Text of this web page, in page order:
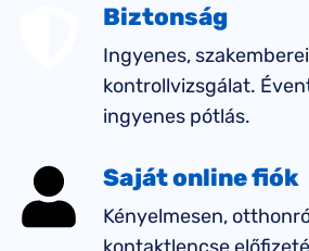
Biztonság
Ingyenes,
kontrollvizsgálat.
ingyenes pótlás.
Saját online fiók
Kényelmesen,
kontaktlencse